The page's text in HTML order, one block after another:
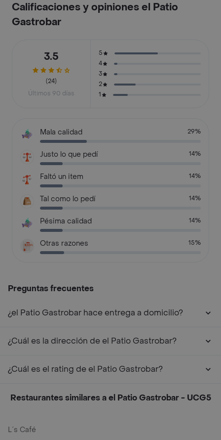
Calificaciones y opiniones el Patio
Gastrobar
3.5
(24)
Últimos 90 días
5
4
3
2
1
Mala calidad 29%
Justo lo que pedí 14%
Faltó un item 14%
Tal como lo pedí 14%
Pésima calidad 14%
Otras razones 15%
Preguntas frecuentes
¿el Patio Gastrobar hace entrega a domicilio?
¿Cuál es la dirección de el Patio Gastrobar?
¿Cuál es el rating de el Patio Gastrobar?
Restaurantes similares a el Patio Gastrobar - UCG5
L´s Café